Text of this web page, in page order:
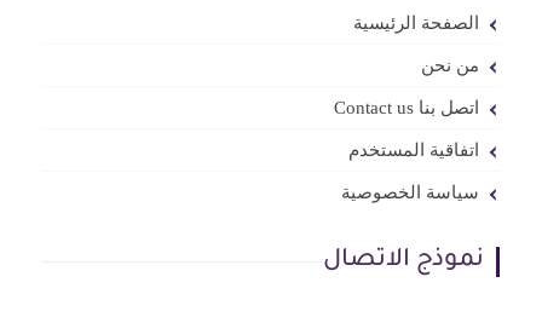
الصفحة الرئيسية
من نحن
اتصل بنا Contact us
اتفاقية المستخدم
سياسة الخصوصية
نموذج الاتصال